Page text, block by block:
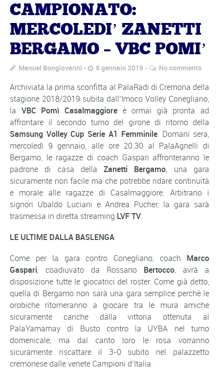
CAMPIONATO:
MERCOLEDI’ ZANETTI
BERGAMO – VBC POMI’
Manuel Bongiovanni 8 gennaio 2019 No comments
Archiviata la prima sconfitta al PalaRadi di Cremona della
stagione 2018/2019 subita dall’Imoco Volley Conegliano,
la VBC Pomì Casalmaggioreè ormai già pronta ad
affrontare il secondo turno del girone di ritorno della
Samsung Volley Cup Serie A1 Femminile. Domani sera,
mercoledì 9 gennaio, alle ore 20.30 al PalaAgnelli di
Bergamo, le ragazze di coach Gaspari affronteranno le
padrone di casa dellaZanetti Bergamo, una gara
sicuramente non facile ma che potrebbe ridare continuità
e morale alle ragazze di Casalmaggiore. Arbitrano i
signori Ubaldo Luciani e Andrea Pucher, la gara sarà
trasmessa in diretta streaming LVF TV.
LE ULTIME DALLA BASLENGA
Come per la gara contro Conegliano, coach Marco
Gaspari, coadiuvato da Rossano Bertocco, avrà a
disposizione tutte le giocatrici del roster. Come già detto,
quella di Bergamo non sarà una gara semplice perchè le
orobiche ritorneranno a giocare tra le mura amiche
sicuramente cariche dalla vittoria ottenuta al
PalaYamamay di Busto contro la UYBA nel turno
domenicale, ma dal canto loro le rosa vorranno
sicuramente riscattare il 3-0 subito nel palazzetto
cremonese dalle venete Campioni d’Italia.